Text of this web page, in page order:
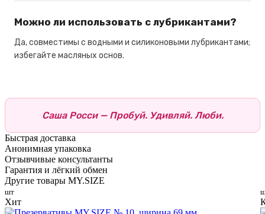
Можно ли использовать с лубрикантами?
Да, совместимы с водными и силиконовыми лубрикантами;
избегайте масляных основ.
Саша Росси — Пробуй. Удивляй. Люби.
Быстрая доставка
Анонимная упаковка
Отзывчивые консультанты
Гарантия и лёгкий обмен
Другие товары MY.SIZE
шт
Хит